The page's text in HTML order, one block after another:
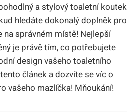
a stylový toaletní koutek
hledáte dokonalý doplněk pro
na správném místě! Nejlepší
je právě tím, co potřebujete
design vašeho toaletního
článek a dozvíte se víc o
vašeho mazlíčka! Mňoukání!